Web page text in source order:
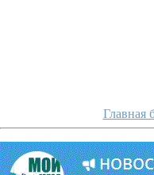
Главная